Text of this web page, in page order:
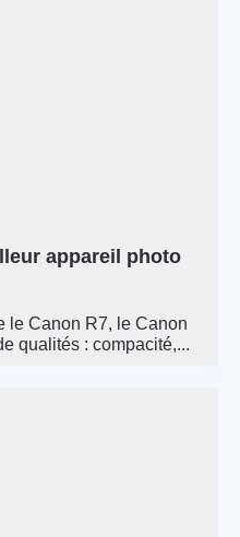
appareil photo
le Canon R7, le Canon
qualités : compacité,...